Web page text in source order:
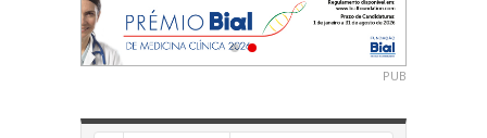
PUB